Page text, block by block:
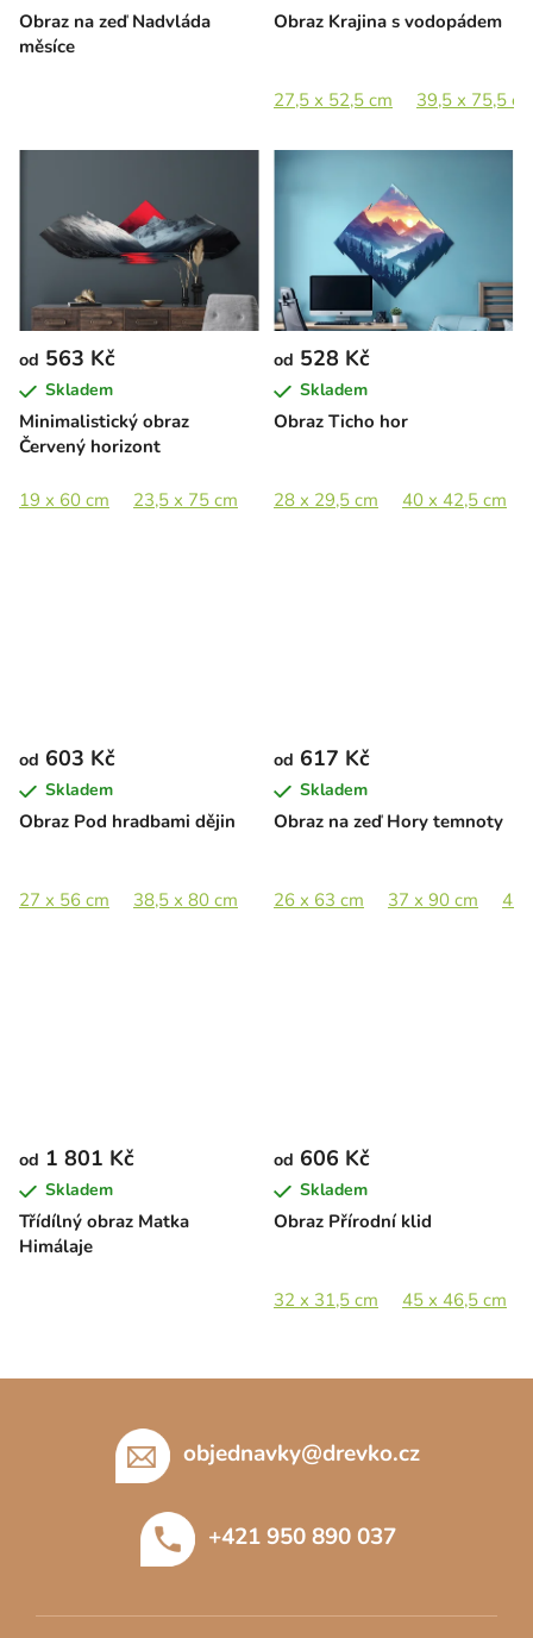
Obraz na zeď Nadvláda
měsíce
Obraz Krajina s vodopádem
27,5 x 52,5 cm 39,5 x 75,5
Minimalistický obraz
Červený horizont
od 563 Kč
Skladem
19 x 60 cm 23,5 x 75 cm 31,5 x 100 cm 40,5 x 130 cm
Obraz Ticho hor
od 528 Kč
Skladem
28 x 29,5 cm 40 x 42,5 cm
Obraz Pod hradbami dějin
od 603 Kč
Skladem
27 x 56 cm 38,5 x 80 cm 48 x 100 cm 64,5 x 135 cm
Obraz na zeď Hory temnoty
od 617 Kč
Skladem
26 x 63 cm 37 x 90 cm 47
Třídílný obraz Matka
Himálaje
od 1 801 Kč
Skladem
Obraz Přírodní klid
od 606 Kč
Skladem
32 x 31,5 cm 45 x 46,5 cm
objednavky@drevko.cz
+421 950 890 037